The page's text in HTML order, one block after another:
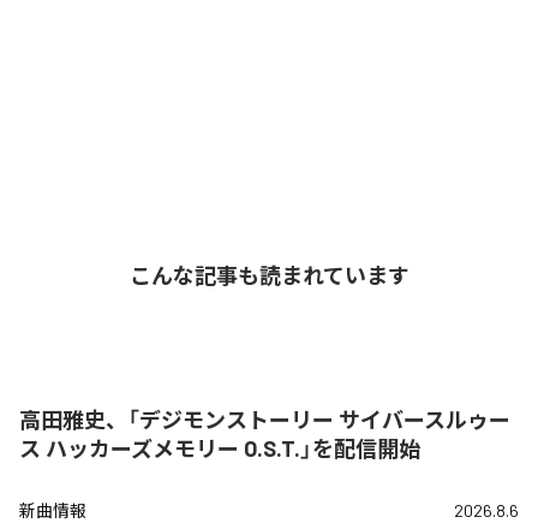
こんな記事も読まれています
高田雅史、「デジモンストーリー サイバースルゥー
ス ハッカーズメモリー O.S.T.」を配信開始
新曲情報 2026.8.6